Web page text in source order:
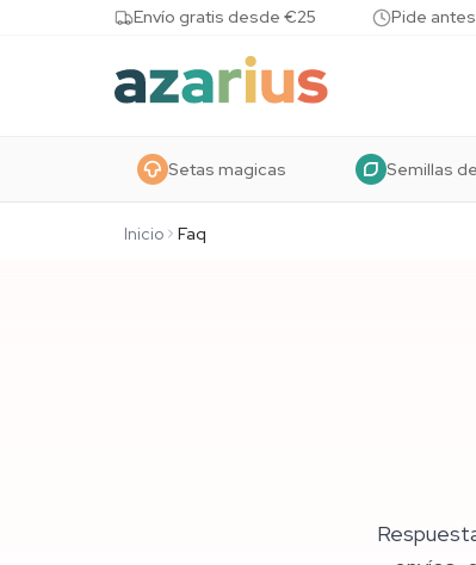
Skip to contentEnvío gratis desde €25 Pide
Setas magicas Semillas
Inicio Faq